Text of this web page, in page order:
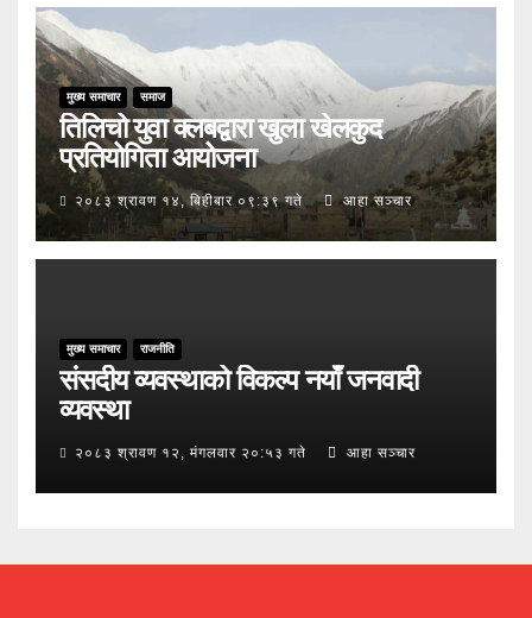
मुख्य समाचार समाज
तिलिचो युवा क्लबद्वारा खुला खेलकुद
प्रतियोगिता आयोजना
२०८३ श्रावण १४, बिहीबार ०९:३९ गते आहा सञ्चार
मुख्य समाचार राजनीति
संसदीय व्यवस्थाको विकल्प नयाँ जनवादी
व्यवस्था
२०८३ श्रावण १२, मंगलवार २०:५३ गते आहा सञ्चार